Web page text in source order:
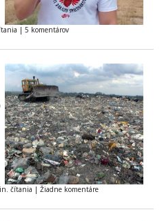
| 5 komentárov
čítania | Žiadne komentáre